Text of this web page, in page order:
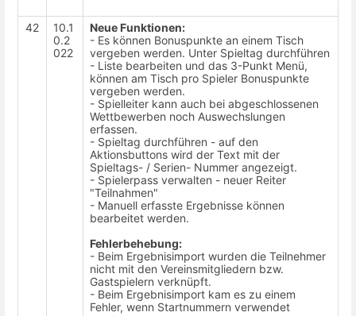
42
10.1
0.2
022
Neue Funktionen:
- Es können Bonuspunkte an einem Tisch
vergeben werden. Unter Spieltag durchführen
- Liste bearbeiten und das 3-Punkt Menü,
können am Tisch pro Spieler Bonuspunkte
vergeben werden.
- Spielleiter kann auch bei abgeschlossenen
Wettbewerben noch Auswechslungen
erfassen.
- Spieltag durchführen - auf den
Aktionsbuttons wird der Text mit der
Spieltags- / Serien- Nummer angezeigt.
- Spielerpass verwalten - neuer Reiter
"Teilnahmen"
- Manuell erfasste Ergebnisse können
bearbeitet werden.
Fehlerbehebung:
- Beim Ergebnisimport wurden die Teilnehmer
nicht mit den Vereinsmitgliedern bzw.
Gastspielern verknüpft.
- Beim Ergebnisimport kam es zu einem
Fehler, wenn Startnummern verwendet